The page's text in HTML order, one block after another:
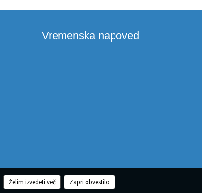
Vremenska napoved
Želim izvedeti več Zapri obvestilo